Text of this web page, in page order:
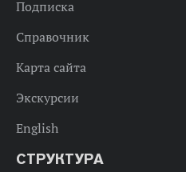
Подписка
Справочник
Карта сайта
Экскурсии
English
СТРУКТУРА